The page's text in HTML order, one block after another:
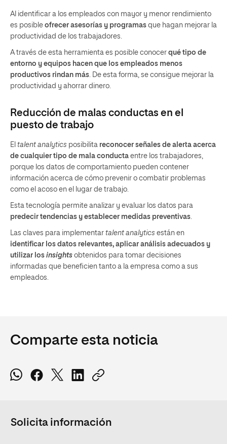
Al identificar a los empleados con mayor y menor rendimiento
es posible ofrecer asesorías y programas que hagan mejorar la
productividad de los trabajadores.
A través de esta herramienta es posible conocer qué tipo de
entorno y equipos hacen que los empleados menos
productivos rindan más. De esta forma, se consigue mejorar la
productividad y ahorrar dinero.
Reducción de malas conductas en el
puesto de trabajo
El talent analytics posibilita reconocer señales de alerta acerca
de cualquier tipo de mala conducta entre los trabajadores,
porque los datos de comportamiento pueden contener
información acerca de cómo prevenir o combatir problemas
como el acoso en el lugar de trabajo.
Esta tecnología permite analizar y evaluar los datos para
predecir tendencias y establecer medidas preventivas.
Las claves para implementar talent analytics están en
identificar los datos relevantes, aplicar análisis adecuados y
utilizar los insights obtenidos para tomar decisiones
informadas que beneficien tanto a la empresa como a sus
empleados.
Comparte esta noticia
Solicita información